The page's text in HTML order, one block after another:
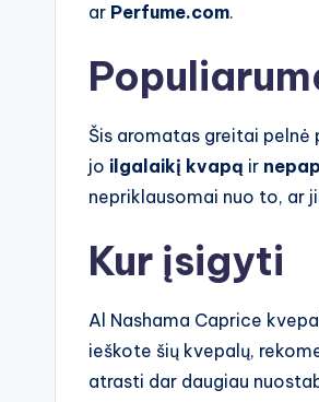
ar Perfume.com.
Šis aromatas greitai
jo ilgalaikį kvapą ir
nepriklausomai nuo to, ar
Kur įsigyti
Al Nashama Caprice
ieškote šių kvepalų,
atrasti dar daugiau